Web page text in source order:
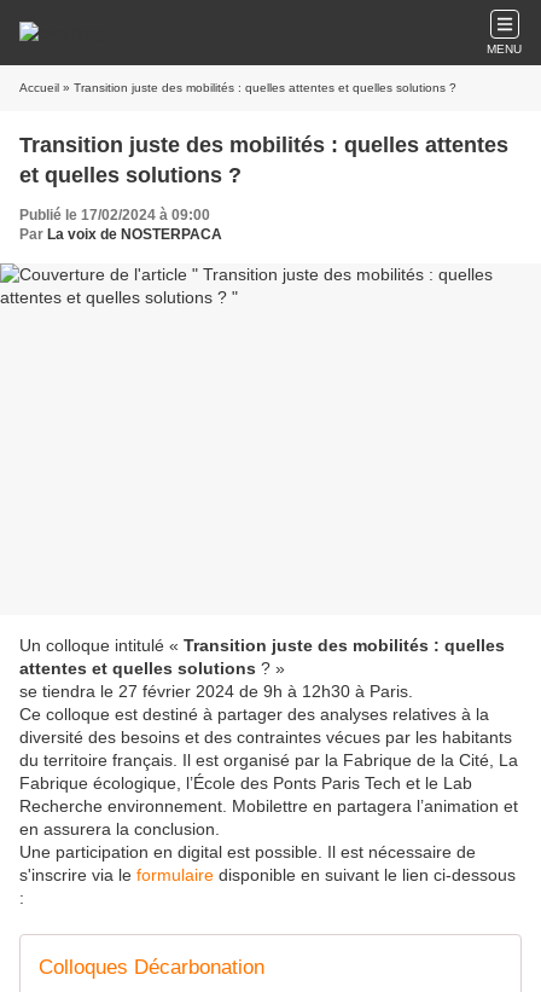
MENU
Accueil » Transition juste des mobilités : quelles attentes et quelles solutions ?
Transition juste des mobilités : quelles attentes
et quelles solutions ?
Publié le 17/02/2024 à 09:00
Par La voix de NOSTERPACA
Un colloque intitulé « Transition juste des mobilités : quelles
attentes et quelles solutions ? »
se tiendra le 27 février 2024 de 9h à 12h30 à Paris.
Ce colloque est destiné à partager des analyses relatives à la
diversité des besoins et des contraintes vécues par les habitants
du territoire français. Il est organisé par la Fabrique de la Cité, La
Fabrique écologique, l’École des Ponts Paris Tech et le Lab
Recherche environnement. Mobilettre en partagera l’animation et
en assurera la conclusion.
Une participation en digital est possible. Il est nécessaire de
s'inscrire via le formulaire disponible en suivant le lien ci-dessous
:
Colloques Décarbonation